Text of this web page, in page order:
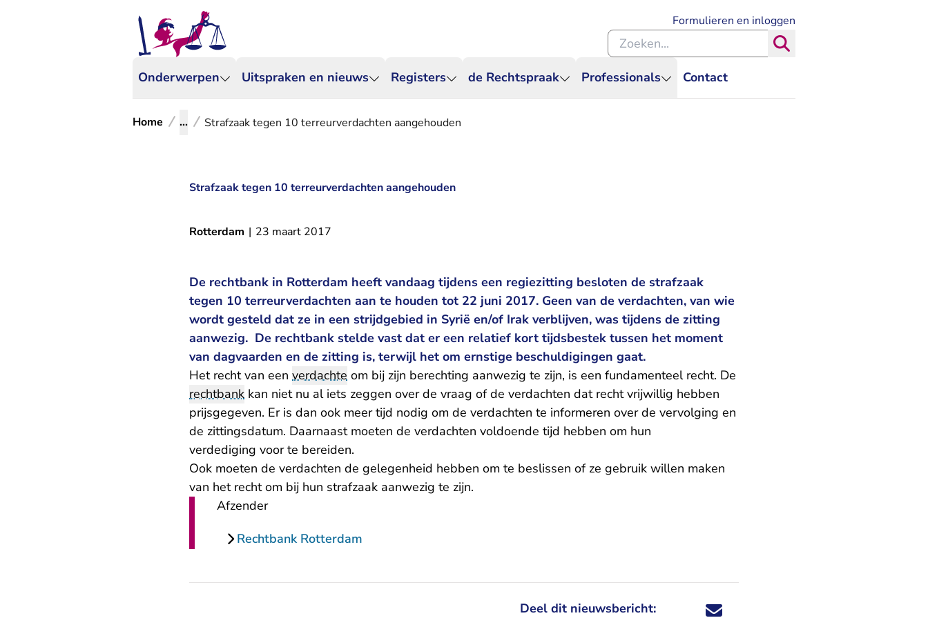
Onderwerpen Uitspraken en nieuws Registers de Rechtspraak Professionals Contact
Formulieren en inloggen
Zoeken binnen de Rechtspraak
Home ... Strafzaak tegen 10 terreurverdachten aangehouden
Strafzaak tegen 10 terreurverdachten aangehouden
Rotterdam | 23 maart 2017
De rechtbank in Rotterdam heeft vandaag tijdens een regiezitting besloten de strafzaak
tegen 10 terreurverdachten aan te houden tot 22 juni 2017. Geen van de verdachten, van wie
wordt gesteld dat ze in een strijdgebied in Syrië en/of Irak verblijven, was tijdens de zitting
aanwezig. De rechtbank stelde vast dat er een relatief kort tijdsbestek tussen het moment
van dagvaarden en de zitting is, terwijl het om ernstige beschuldigingen gaat.
Het recht van een verdachte om bij zijn berechting aanwezig te zijn, is een fundamenteel recht. De
rechtbank kan niet nu al iets zeggen over de vraag of de verdachten dat recht vrijwillig hebben
prijsgegeven. Er is dan ook meer tijd nodig om de verdachten te informeren over de vervolging en
de zittingsdatum. Daarnaast moeten de verdachten voldoende tijd hebben om hun
verdediging voor te bereiden.
Ook moeten de verdachten de gelegenheid hebben om te beslissen of ze gebruik willen maken
van het recht om bij hun strafzaak aanwezig te zijn.
Afzender
Rechtbank Rotterdam
Deel dit nieuwsbericht: Deel dit nieuwsbericht via X - U verlaat
Deel dit nieuwsbericht via Facebook - U
Deel dit nieuwsbericht via e-mail
Deel dit nieuwsbericht via LinkedIn - U